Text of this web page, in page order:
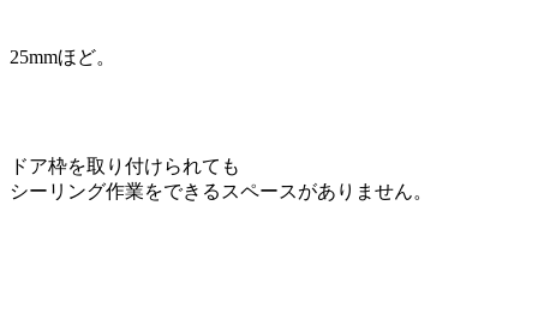
25mmほど。
ドア枠を取り付けられても
シーリング作業をできるスペースがありません。